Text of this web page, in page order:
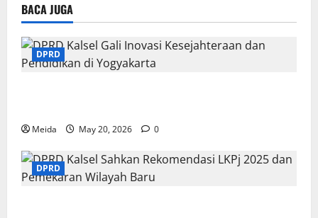
BACA JUGA
DPRD
Meida May 20, 2026 0
DPRD